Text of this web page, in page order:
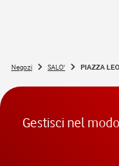
Negozi SALO' PIAZZA
Gestisci nel